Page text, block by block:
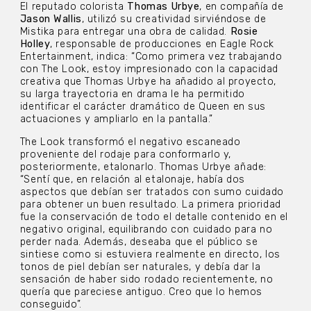
El reputado colorista Thomas Urbye, en compañía de
Jason Wallis, utilizó su creatividad sirviéndose de
Mistika para entregar una obra de calidad. Rosie
Holley, responsable de producciones en Eagle Rock
Entertainment, indica: “Como primera vez trabajando
con The Look, estoy impresionado con la capacidad
creativa que Thomas Urbye ha añadido al proyecto,
su larga trayectoria en drama le ha permitido
identificar el carácter dramático de Queen en sus
actuaciones y ampliarlo en la pantalla.”
The Look transformó el negativo escaneado
proveniente del rodaje para conformarlo y,
posteriormente, etalonarlo. Thomas Urbye añade:
“Sentí que, en relación al etalonaje, había dos
aspectos que debían ser tratados con sumo cuidado
para obtener un buen resultado. La primera prioridad
fue la conservación de todo el detalle contenido en el
negativo original, equilibrando con cuidado para no
perder nada. Además, deseaba que el público se
sintiese como si estuviera realmente en directo, Ios
tonos de piel debían ser naturales, y debía dar la
sensación de haber sido rodado recientemente, no
quería que pareciese antiguo. Creo que lo hemos
conseguido”.